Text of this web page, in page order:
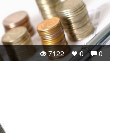
0
0
7122